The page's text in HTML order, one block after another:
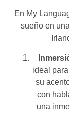
En My
sueño en
ideal
su
con
una